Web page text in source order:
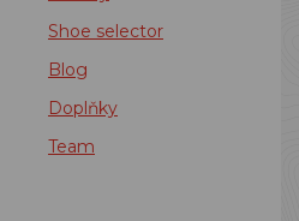
Shoe selector
Blog
Doplňky
Team